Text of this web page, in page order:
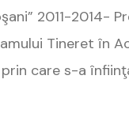
2011-2014-
Tineret în
care s-a